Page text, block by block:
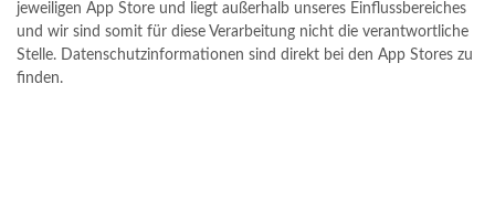
jeweiligen App Store und liegt außerhalb unseres Einflussbereiches
und wir sind somit für diese Verarbeitung nicht die verantwortliche
Stelle. Datenschutzinformationen sind direkt bei den App Stores zu
finden.